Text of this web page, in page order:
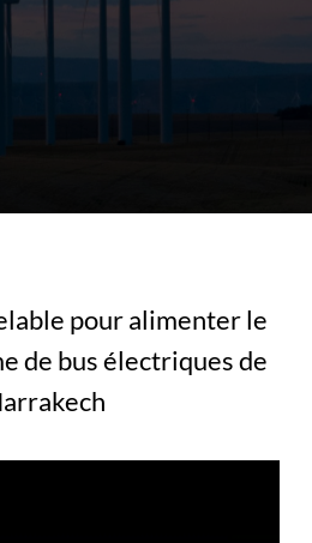
pour alimenter le
de bus électriques de